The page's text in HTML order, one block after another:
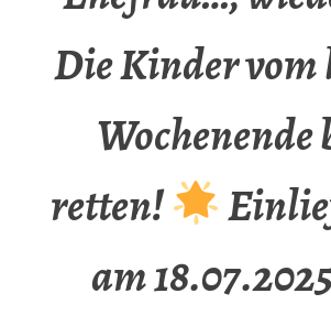
Die Kinder vom
Wochenende
retten!
am